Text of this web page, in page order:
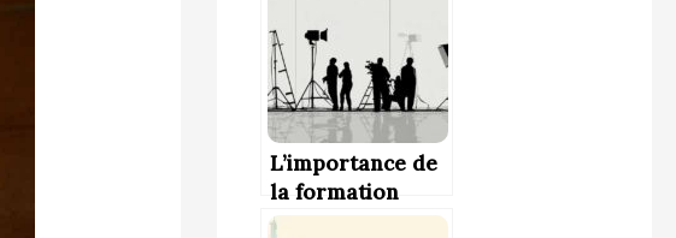
L’importance de
la formation
continue pour